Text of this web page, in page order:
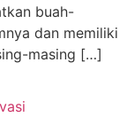
buah-
dan memiliki
masing […]